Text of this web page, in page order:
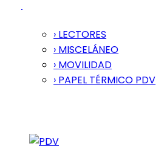
› LECTORES
› MISCELÁNEO
› MOVILIDAD
› PAPEL TÉRMICO PDV